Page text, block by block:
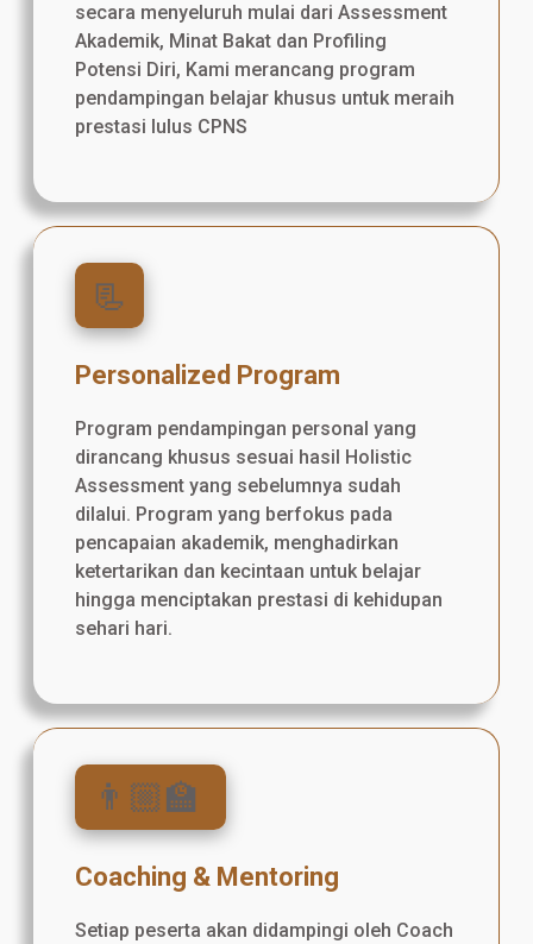
secara menyeluruh mulai dari Assessment
Akademik, Minat Bakat dan Profiling
Potensi Diri, Kami merancang program
pendampingan belajar khusus untuk meraih
prestasi lulus CPNS
📃
Personalized Program
Program pendampingan personal yang
dirancang khusus sesuai hasil Holistic
Assessment yang sebelumnya sudah
dilalui. Program yang berfokus pada
pencapaian akademik, menghadirkan
ketertarikan dan kecintaan untuk belajar
hingga menciptakan prestasi di kehidupan
sehari hari.
👨🏼‍🏫
Coaching & Mentoring
Setiap peserta akan didampingi oleh Coach